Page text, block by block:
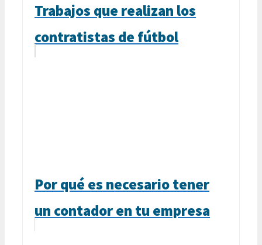
Trabajos que realizan los
contratistas de fútbol
Por qué es necesario tener
un contador en tu empresa